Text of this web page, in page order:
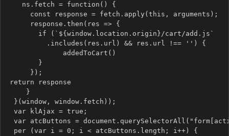
    ns.fetch = function() {
      const response = fetch.apply(this, arguments);
      response.then(res => {
        if (`${window.location.origin}/cart/add.js`
          .includes(res.url) && res.url !== '') {
              addedToCart()
        }
      });
return response
     }
  }(window, window.fetch));
  var klAjax = true;
var atcButtons =
  per (var i = 0; i < atcButtons.length; i++) {